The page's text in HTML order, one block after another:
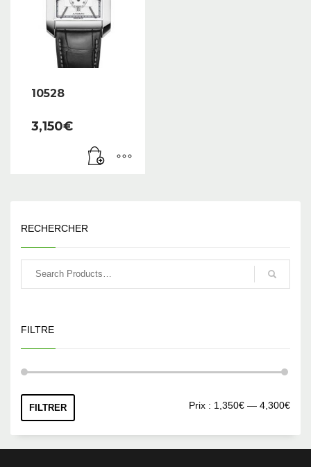
10528
3,150€
RECHERCHER
FILTRE
Prix
Prix
FILTRER Prix : 1,350€ — 4,300€